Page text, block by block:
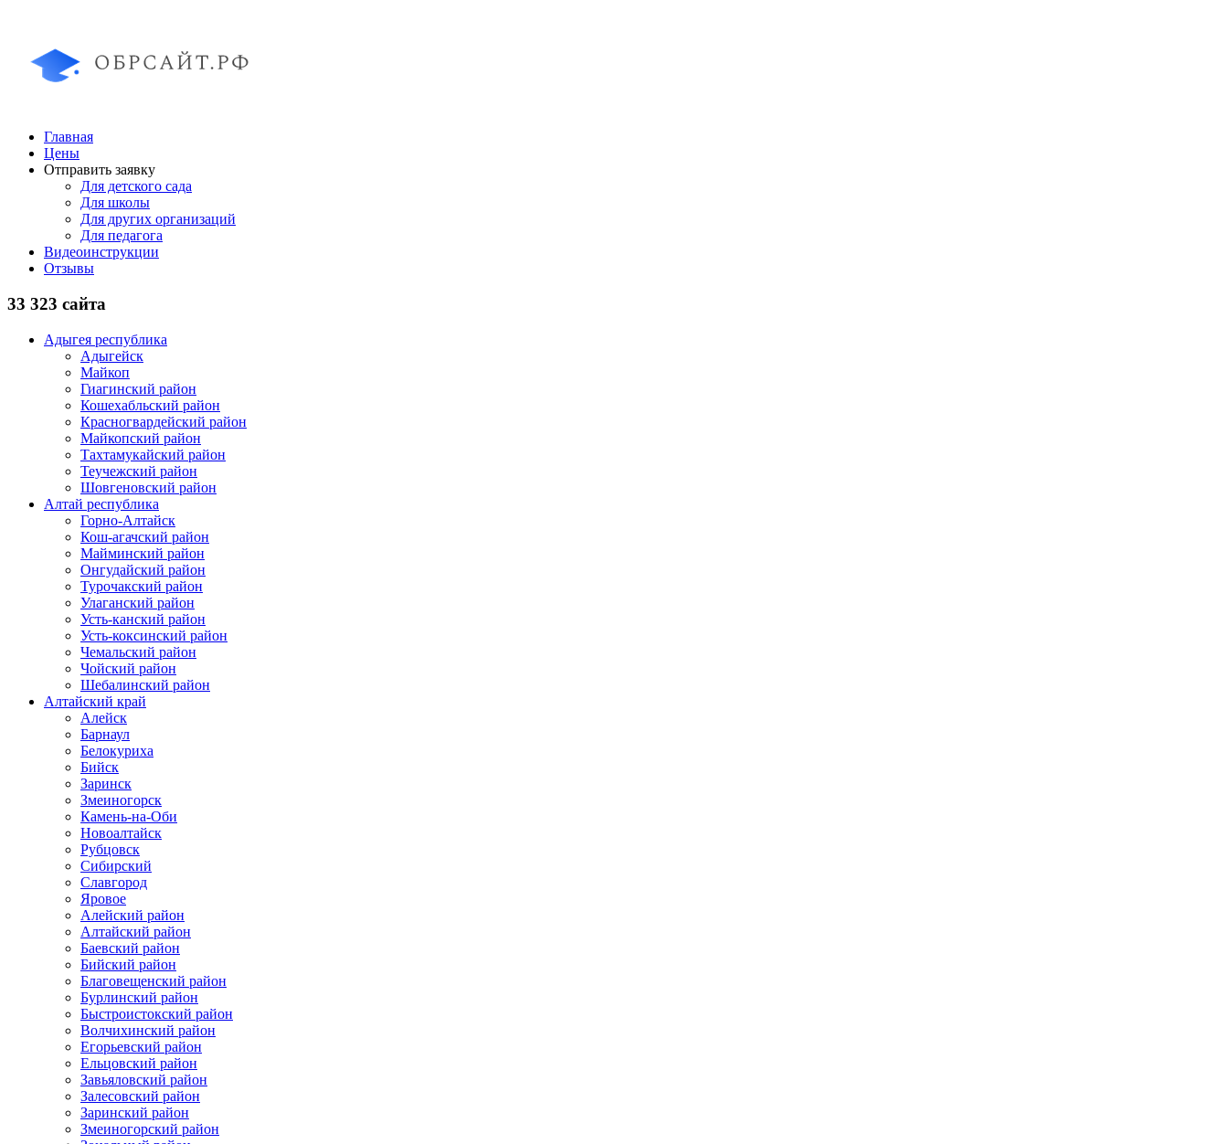
Главная
Цены
Отправить заявку
Для детского сада
Для школы
Для других организаций
Для педагога
Видеоинструкции
Отзывы
33 323 сайта
Адыгея республика
Адыгейск
Майкоп
Гиагинский район
Кошехабльский район
Красногвардейский район
Майкопский район
Тахтамукайский район
Теучежский район
Шовгеновский район
Алтай республика
Горно-Алтайск
Кош-агачский район
Майминский район
Онгудайский район
Турочакский район
Улаганский район
Усть-канский район
Усть-коксинский район
Чемальский район
Чойский район
Шебалинский район
Алтайский край
Алейск
Барнаул
Белокуриха
Бийск
Заринск
Змеиногорск
Камень-на-Оби
Новоалтайск
Рубцовск
Сибирский
Славгород
Яровое
Алейский район
Алтайский район
Баевский район
Бийский район
Благовещенский район
Бурлинский район
Быстроистокский район
Волчихинский район
Егорьевский район
Ельцовский район
Завьяловский район
Залесовский район
Заринский район
Змеиногорский район